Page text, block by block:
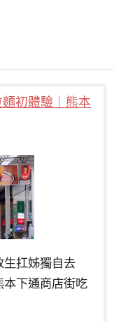
初體驗｜熊本
生扛姊獨自去
本下通商店街吃